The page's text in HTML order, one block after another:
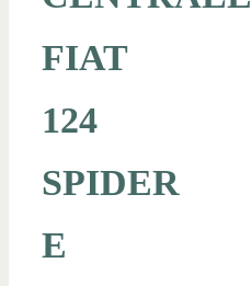
FIAT
124
SPIDER
E